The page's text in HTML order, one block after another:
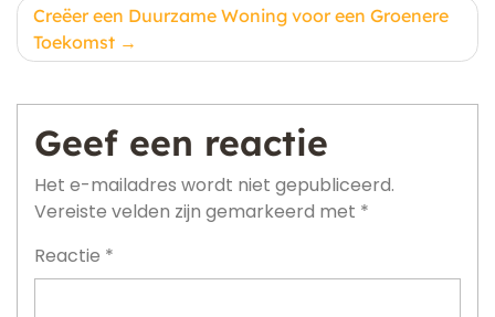
Creëer een Duurzame Woning voor een Groenere
Toekomst
Geef een reactie
Het e-mailadres wordt niet gepubliceerd.
Vereiste velden zijn gemarkeerd met *
Reactie *